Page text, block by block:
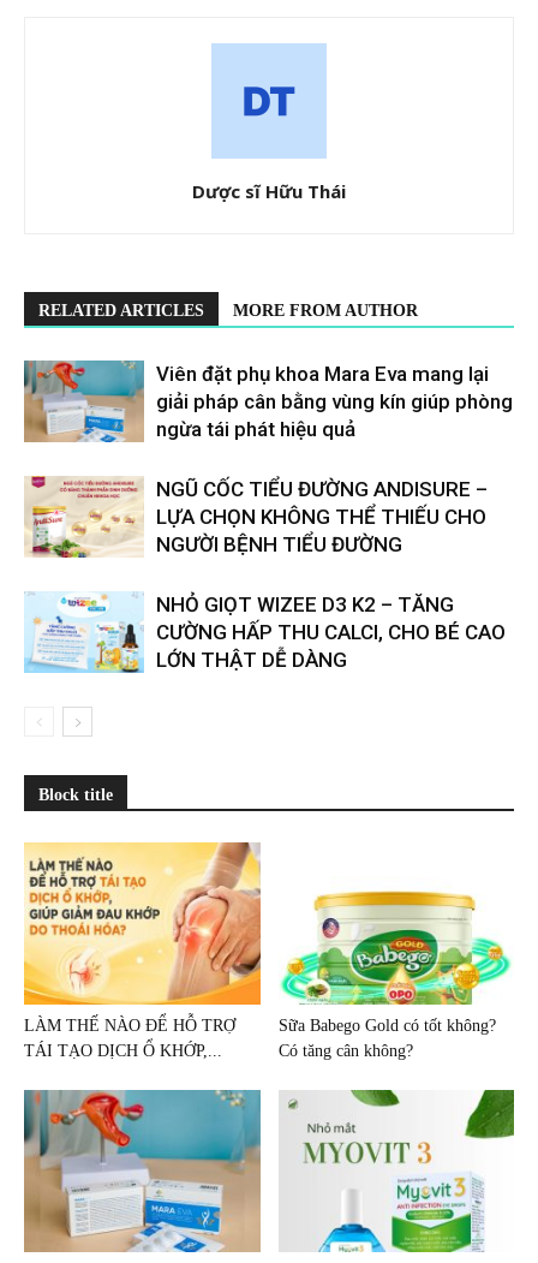
Dược sĩ Hữu Thái
RELATED ARTICLES MORE FROM AUTHOR
Viên đặt phụ khoa Mara Eva mang lại
giải pháp cân bằng vùng kín giúp phòng
ngừa tái phát hiệu quả
​​NGŨ CỐC TIỂU ĐƯỜNG ANDISURE –
LỰA CHỌN KHÔNG THỂ THIẾU CHO
NGƯỜI BỆNH TIỂU ĐƯỜNG
NHỎ GIỌT WIZEE D3 K2 – TĂNG
CƯỜNG HẤP THU CALCI, CHO BÉ CAO
LỚN THẬT DỄ DÀNG
Block title
LÀM THẾ NÀO ĐỂ HỖ TRỢ
TÁI TẠO DỊCH Ổ KHỚP,...
Sữa Babego Gold có tốt không?
Có tăng cân không?